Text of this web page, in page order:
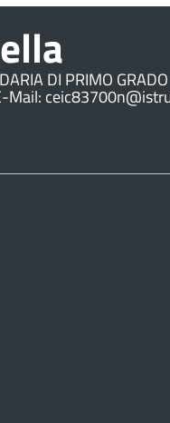
DI PRIMO
Mail: